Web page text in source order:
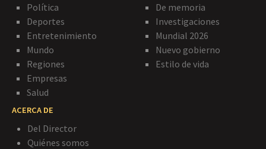
Política
Deportes
Entretenimiento
Mundo
Regiones
Empresas
Salud
De memoria
Investigaciones
Mundial 2026
Nuevo gobierno
Estilo de vida
ACERCA DE
Del Director
Quiénes somos